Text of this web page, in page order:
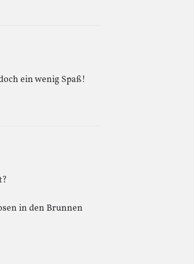
ein wenig Spaß!
in den Brunnen